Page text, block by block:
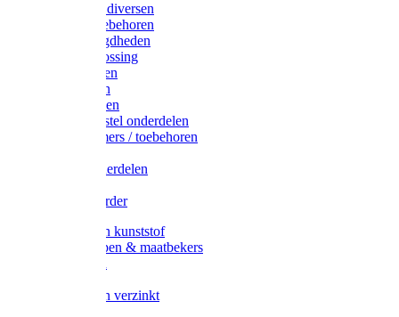
Koe / Stier diversen
Melkers toebehoren
Stalbenodigdheden
Kalververlossing
Stierenringen
Onthoornen
Kalverflessen
Koerugborstel onderdelen
Kalveremmers / toebehoren
Koelift onderdelen
Uieronthaarder
Voerbakken kunststof
Voerscheppen & maatbekers
Voerbakken verzinkt